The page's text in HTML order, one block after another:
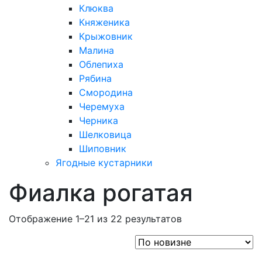
Клюква
Княженика
Крыжовник
Малина
Облепиха
Рябина
Смородина
Черемуха
Черника
Шелковица
Шиповник
Ягодные кустарники
Фиалка рогатая
Отображение 1–21 из 22 результатов